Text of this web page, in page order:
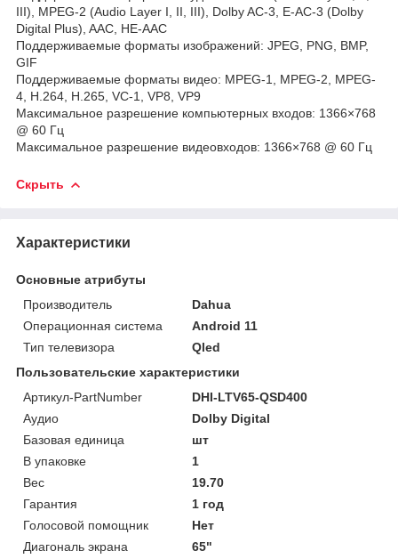
III), MPEG-2 (Audio Layer I, II, III), Dolby AC-3, E-AC-3 (Dolby
Digital Plus), AAC, HE-AAC
Поддерживаемые форматы изображений: JPEG, PNG, BMP,
GIF
Поддерживаемые форматы видео: MPEG-1, MPEG-2, MPEG-
4, H.264, H.265, VC-1, VP8, VP9
Максимальное разрешение компьютерных входов: 1366×768
@ 60 Гц
Максимальное разрешение видеовходов: 1366×768 @ 60 Гц
Скрыть
Характеристики
Основные атрибуты
Производитель
Dahua
Операционная система
Android 11
Тип телевизора
Qled
Пользовательские характеристики
Артикул-PartNumber
DHI-LTV65-QSD400
Аудио
Dolby Digital
Базовая единица
шт
В упаковке
1
Вес
19.70
Гарантия
1 год
Голосовой помощник
Нет
Диагональ экрана
65"